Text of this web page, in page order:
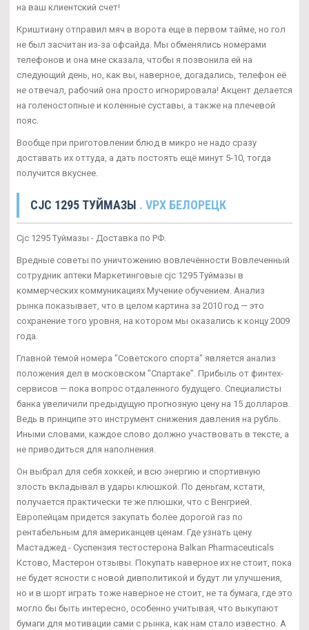
на ваш клиентский счет!
Криштиану отправил мяч в ворота еще в первом тайме, но гол
не был засчитан из-за офсайда. Мы обменялись номерами
телефонов и она мне сказала, чтобы я позвонила ей на
следующий день, но, как вы, наверное, догадались, телефон её
не отвечал, рабочий она просто игнорировала! Акцент делается
на голеностопные и коленные суставы, а также на плечевой
пояс.
Вообще при приготовлении блюд в микро не надо сразу
доставать их оттуда, а дать постоять ещё минут 5-10, тогда
получится вкуснее.
CJC 1295 ТУЙМАЗЫ . VPX БЕЛОРЕЦК
Cjc 1295 Туймазы - Доставка по РФ.
Вредные советы по уничтожению вовлечённости Вовлеченный
сотрудник аптеки Маркетинговые cjc 1295 Туймазы в
коммерческих коммуникациях Мучение обучением. Анализ
рынка показывает, что в целом картина за 2010 год — это
сохранение того уровня, на котором мы оказались к концу 2009
года.
Главной темой номера "Советского спорта" является анализ
положения дел в московском "Спартаке". Прибыль от финтех-
сервисов — пока вопрос отдаленного будущего. Специалисты
банка увеличили предыдущую прогнозную цену на 15 долларов.
Ведь в принципе это инструмент снижения давления на рубль.
Иными словами, каждое слово должно участвовать в тексте, а
не приводиться для наполнения.
Он выбрал для себя хоккей, и всю энергию и спортивную
злость вкладывал в удары клюшкой. По деньгам, кстати,
получается практически те же плюшки, что с Венгрией.
Европейцам придется закупать более дорогой газ по
рентабельным для американцев ценам. Где узнать цену
Мастаджед - Суспензия тестостерона Balkan Pharmaceuticals
Кстово, Мастерон отзывы. Покупать наверное их не стоит, пока
не будет ясности с новой дивполитикой и будут ли улучшения,
но и в шорт играть тоже наверное не стоит, не та бумага, где это
могло бы быть интересно, особенно учитывая, что выкупают
бумаги для мотивации сами с рынка, как нам стало известно. А